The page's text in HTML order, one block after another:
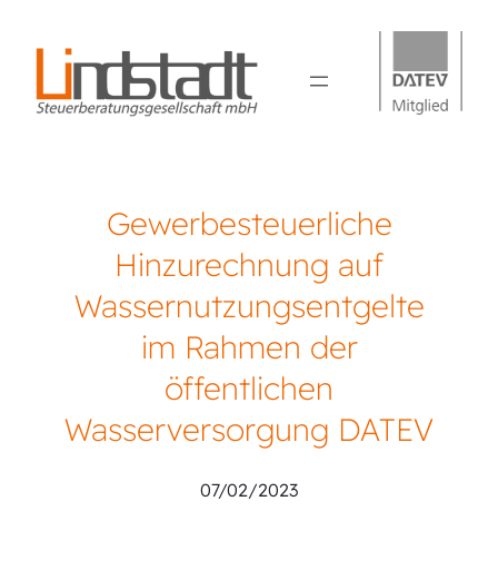
Gewerbesteuerliche
Hinzurechnung auf
Wassernutzungsentgelte
im Rahmen der
öffentlichen
Wasserversorgung DATEV
07/02/2023